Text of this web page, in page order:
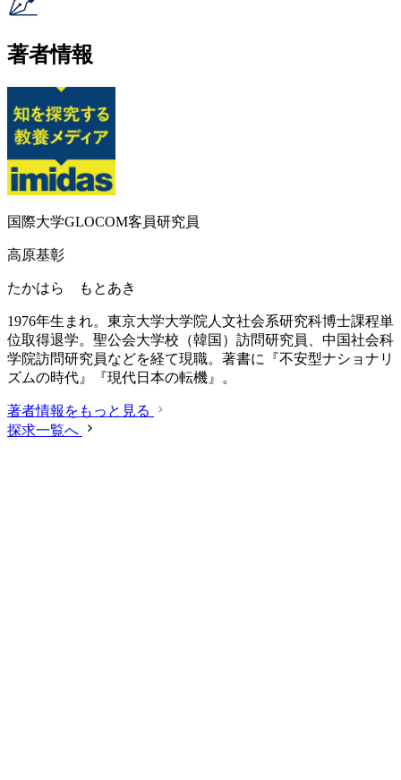
著者情報
国際大学GLOCOM客員研究員
高原基彰
たかはら もとあき
1976年生まれ。東京大学大学院人文社会系研究科博士課程単
位取得退学。聖公会大学校（韓国）訪問研究員、中国社会科
学院訪問研究員などを経て現職。著書に『不安型ナショナリ
ズムの時代』『現代日本の転機』。
著者情報をもっと見る
探求一覧へ